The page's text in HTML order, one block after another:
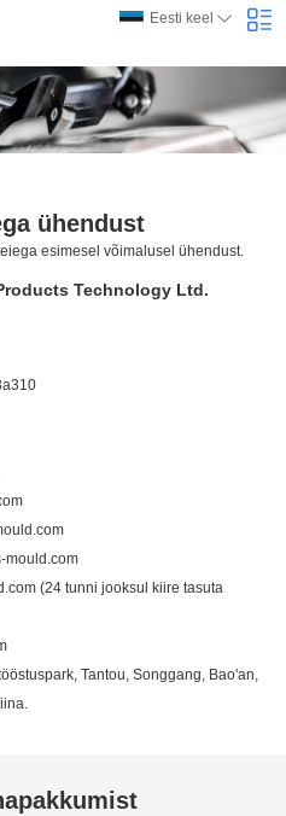
Eesti keel
ühendust
esimesel võimalusel ühendust.
Technology Ltd.
mould.com
(24 tunni jooksul kiire tasuta
Tantou, Songgang, Bao'an,